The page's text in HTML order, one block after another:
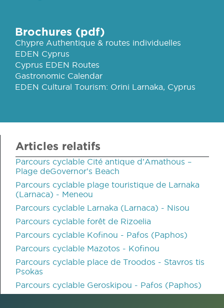
Brochures (pdf)
Chypre Authentique & routes individuelles
EDEN Cyprus
Cyprus EDEN Routes
Gastronomic Calendar
EDEN Cultural Tourism: Orini Larnaka, Cyprus
Articles relatifs
Parcours cyclable Cité antique d’Amathous –
Plage deGovernor’s Beach
Parcours cyclable plage touristique de Larnaka
(Larnaca) - Meneou
Parcours cyclable Larnaka (Larnaca) - Nisou
Parcours cyclable forêt de Rizoelia
Parcours cyclable Kofinou - Pafos (Paphos)
Parcours cyclable Mazotos - Kofinou
Parcours cyclable place de Troodos - Stavros tis
Psokas
Parcours cyclable Geroskipou - Pafos (Paphos)